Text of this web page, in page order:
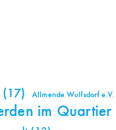
(17) Allmende Wulfsdorf e.V.
im Quartier